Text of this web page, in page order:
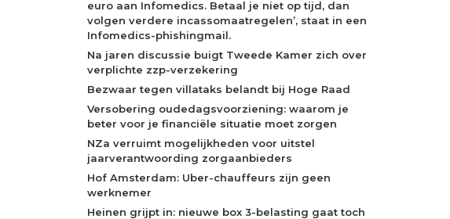
euro aan Infomedics. Betaal je niet op tijd, dan
volgen verdere incassomaatregelen’, staat in een
Infomedics-phishingmail.
Na jaren discussie buigt Tweede Kamer zich over
verplichte zzp-verzekering
Bezwaar tegen villataks belandt bij Hoge Raad
Versobering oudedagsvoorziening: waarom je
beter voor je financiële situatie moet zorgen
NZa verruimt mogelijkheden voor uitstel
jaarverantwoording zorgaanbieders
Hof Amsterdam: Uber-chauffeurs zijn geen
werknemer
Heinen grijpt in: nieuwe box 3-belasting gaat toch